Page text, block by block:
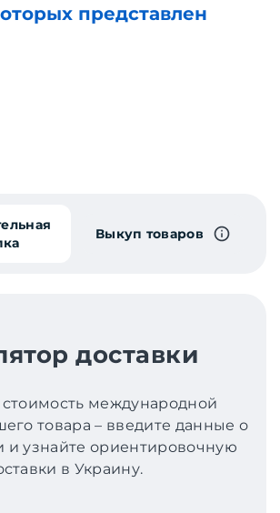
представлен
Выкуп товаров
доставки
стоимость международной
товара – введите данные о
и узнайте ориентировочную
в Украину.